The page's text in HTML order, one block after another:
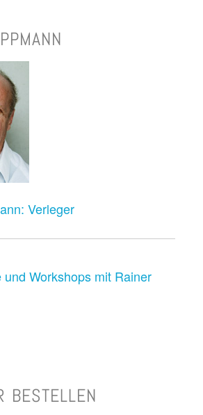
Verleger
und Workshops mit Rainer
BESTELLEN